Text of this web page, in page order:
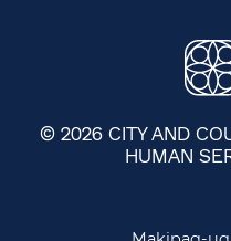
© 2026 CITY AND
HUMAN